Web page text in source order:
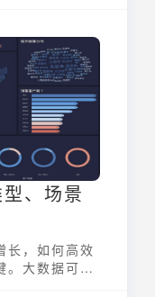
种技术不仅能
能预测未来的
。大数据挖掘
的一部分，为
、场景
长，如何高效
。大数据可视